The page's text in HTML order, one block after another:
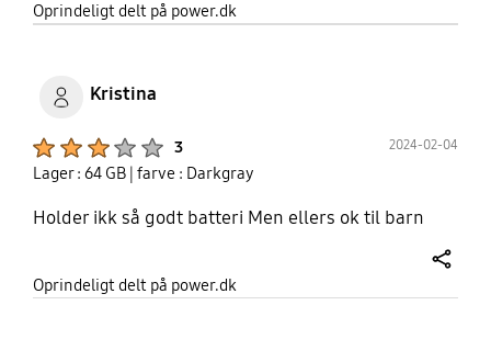
Oprindeligt delt på power.dk
Kristina
3 2024-02-04
Lager : 64 GB | farve : Darkgray
Holder ikk så godt batteri Men ellers ok til barn
Oprindeligt delt på power.dk